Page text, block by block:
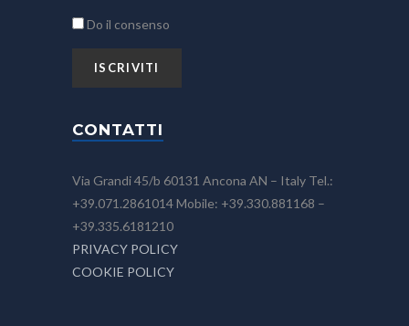
Do il consenso
CONTATTI
Via Grandi 45/b 60131 Ancona AN – Italy Tel.:
+39.071.2861014 Mobile: +39.330.881168 –
+39.335.6181210
PRIVACY POLICY
COOKIE POLICY